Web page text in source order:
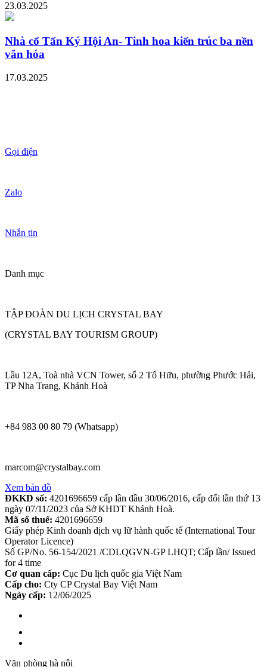
23.03.2025
Nhà cổ Tấn Ký Hội An- Tinh hoa kiến trúc ba nền
văn hóa
17.03.2025
Gọi điện
Zalo
Nhắn tin
Danh mục
TẬP ĐOÀN DU LỊCH CRYSTAL BAY
(CRYSTAL BAY TOURISM GROUP)
Lầu 12A, Toà nhà VCN Tower, số 2 Tố Hữu, phường Phước Hải,
TP Nha Trang, Khánh Hoà
+84 983 00 80 79 (Whatsapp)
marcom@crystalbay.com
Xem bản đồ
ĐKKD số: 4201696659 cấp lần đầu 30/06/2016, cấp đổi lần thứ 13
ngày 07/11/2023 của Sở KHDT Khánh Hoà.
Mã số thuế: 4201696659
Giấy phép Kinh doanh dịch vụ lữ hành quốc tế (International Tour
Operator Licence)
Số GP/No. 56-154/2021 /CDLQGVN-GP LHQT; Cấp lần/ Issued
for 4 time
Cơ quan cấp: Cục Du lịch quốc gia Việt Nam
Cấp cho: Cty CP Crystal Bay Việt Nam
Ngày cấp: 12/06/2025
Văn phòng hà nội